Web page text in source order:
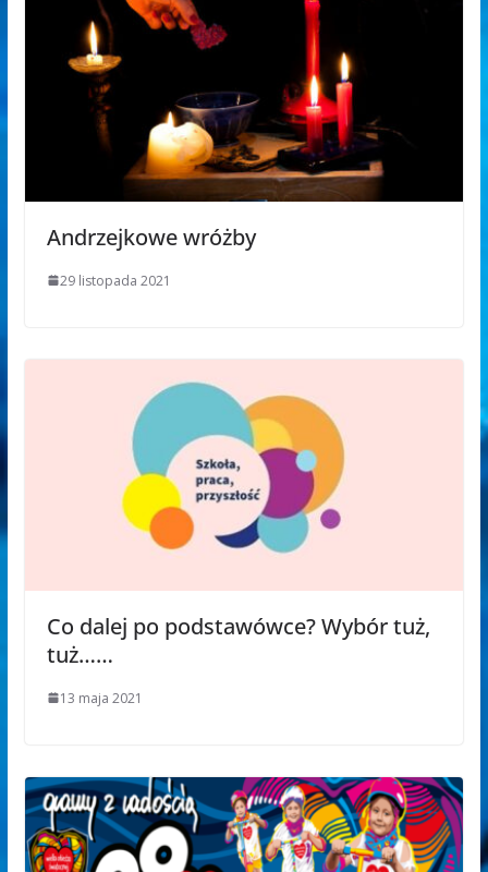
Andrzejkowe wróżby
29 listopada 2021
Co dalej po podstawówce? Wybór tuż,
tuż……
13 maja 2021